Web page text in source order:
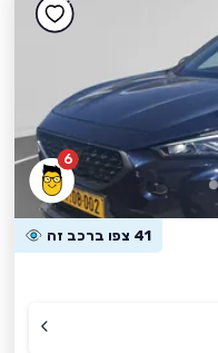
6
41 צפו ברכב זה